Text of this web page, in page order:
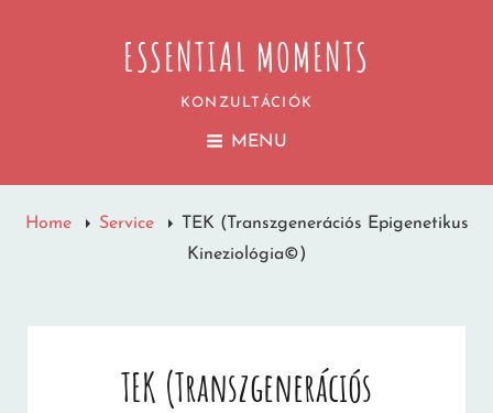
ESSENTIAL MOMENTS
KONZULTÁCIÓK
MENU
Home Service
TEK (Transzgenerációs Epigenetikus
Kineziológia©)
TEK (Transzgenerációs